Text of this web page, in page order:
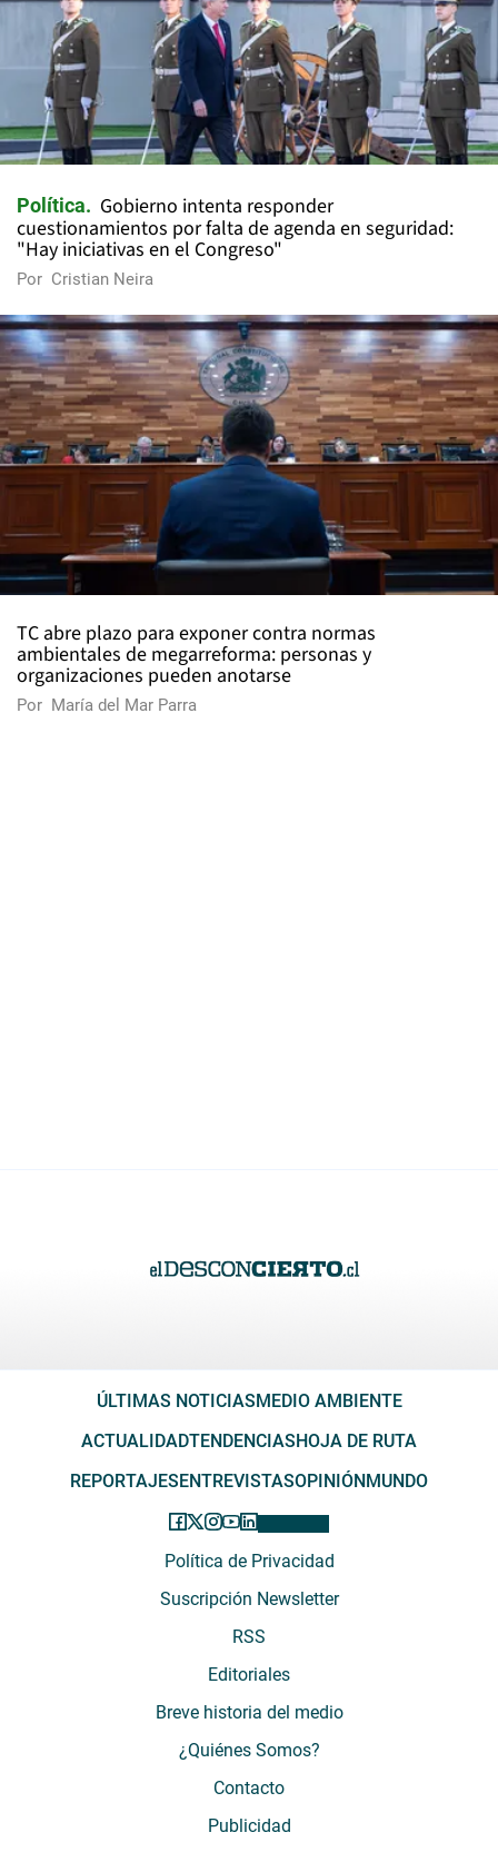
Política
Gobierno intenta responder
cuestionamientos por falta de agenda en seguridad:
"Hay iniciativas en el Congreso"
Por Cristian Neira
TC abre plazo para exponer contra normas
ambientales de megarreforma: personas y
organizaciones pueden anotarse
Por María del Mar Parra
ÚLTIMAS NOTICIAS MEDIO AMBIENTE
ACTUALIDADTENDENCIAS HOJA DE RUTA
REPORTAJES ENTREVISTASOPINIÓN MUNDO
Política de Privacidad
Suscripción Newsletter
RSS
Editoriales
Breve historia del medio
¿Quiénes Somos?
Contacto
Publicidad